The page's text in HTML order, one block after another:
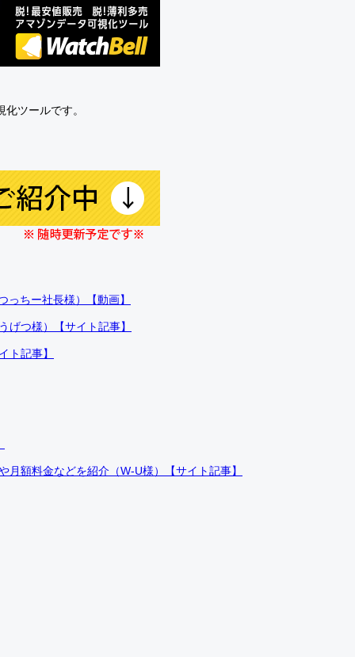
ツールです。
ちー社長様）【動画】
げつ様）【サイト記事】
ト記事】
額料金などを紹介（W-U様）【サイト記事】